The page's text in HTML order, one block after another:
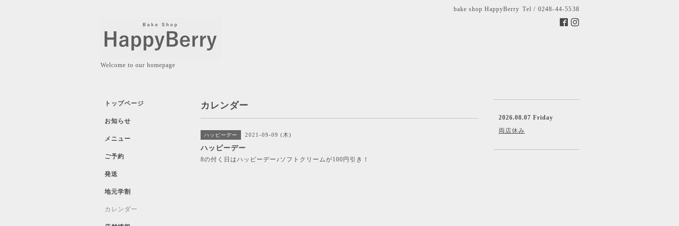
bake shop HappyBerry Tel / 0248-44-5538
Welcome to our homepage
カレンダー
ハッピーデー 2021-09-09 (木)
ハッピーデー
8の付く日はハッピーデー♪ソフトクリームが100円引き！
トップページ
お知らせ
メニュー
ご予約
発送
地元学割
カレンダー
2026.08.07 Friday
両店休み